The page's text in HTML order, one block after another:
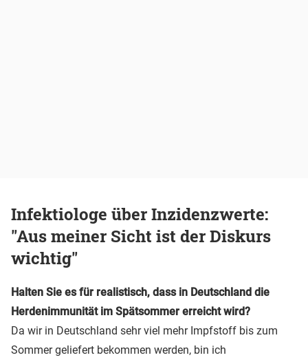
Infektiologe über Inzidenzwerte:
"Aus meiner Sicht ist der Diskurs
wichtig"
Halten Sie es für realistisch, dass in Deutschland die
Herdenimmunität im Spätsommer erreicht wird?
Da wir in Deutschland sehr viel mehr Impfstoff bis zum
Sommer geliefert bekommen werden, bin ich